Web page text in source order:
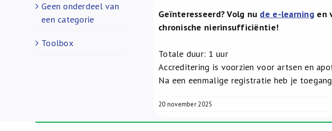
Geïnteresseerd? Volg nu de e-learning en
chronische nierinsufficiëntie!
Totale duur: 1 uur
Accreditering is voorzien voor artsen en
Na een eenmalige registratie heb je
20 november 2025
Geen onderdeel van
een categorie
Toolbox